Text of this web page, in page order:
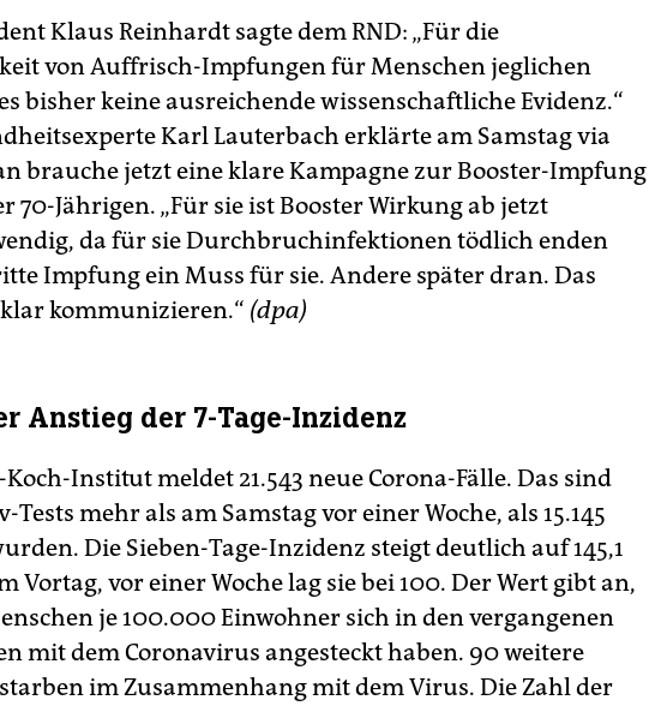
Klaus Reinhardt sagte dem RND: „Für die
von Auffrisch-Impfungen für Menschen jeglichen
bisher keine ausreichende wissenschaftliche Evidenz.“
Karl Lauterbach erklärte am Samstag via
brauche jetzt eine klare Kampagne zur Booster-Impfung
70-Jährigen. „Für sie ist Booster Wirkung ab jetzt
da für sie Durchbruchinfektionen tödlich enden
Impfung ein Muss für sie. Andere später dran. Das
kommunizieren.“ (dpa)
Anstieg der 7-Tage-Inzidenz
Koch-Institut meldet 21.543 neue Corona-Fälle. Das sind
Tests mehr als am Samstag vor einer Woche, als 15.145
Die Sieben-Tage-Inzidenz steigt deutlich auf 145,1
Vortag, vor einer Woche lag sie bei 100. Der Wert gibt an,
je 100.000 Einwohner sich in den vergangenen
mit dem Coronavirus angesteckt haben. 90 weitere
im Zusammenhang mit dem Virus. Die Zahl der